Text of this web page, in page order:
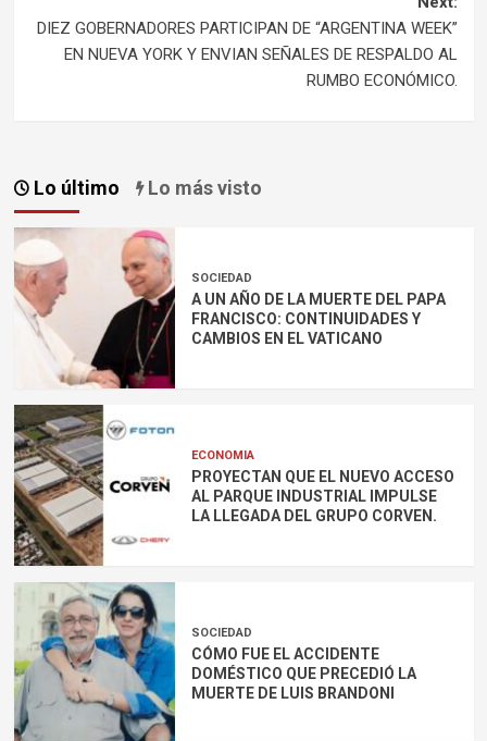
DIEZ GOBERNADORES PARTICIPAN DE “ARGENTINA WEEK”
EN NUEVA YORK Y ENVIAN SEÑALES DE RESPALDO AL
RUMBO ECONÓMICO.
Lo último Lo más visto
SOCIEDAD
A UN AÑO DE LA MUERTE DEL PAPA
FRANCISCO: CONTINUIDADES Y
CAMBIOS EN EL VATICANO
ECONOMIA
PROYECTAN QUE EL NUEVO ACCESO
AL PARQUE INDUSTRIAL IMPULSE
LA LLEGADA DEL GRUPO CORVEN.
SOCIEDAD
CÓMO FUE EL ACCIDENTE
DOMÉSTICO QUE PRECEDIÓ LA
MUERTE DE LUIS BRANDONI